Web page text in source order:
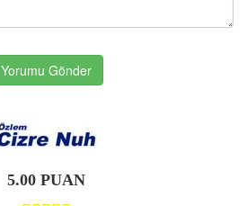
Yorumu Gönder
5.00 PUAN